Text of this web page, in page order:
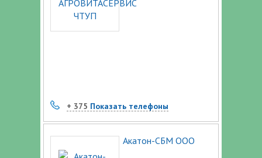
+ 375 Показать телефоны
Акатон-СБМ ООО